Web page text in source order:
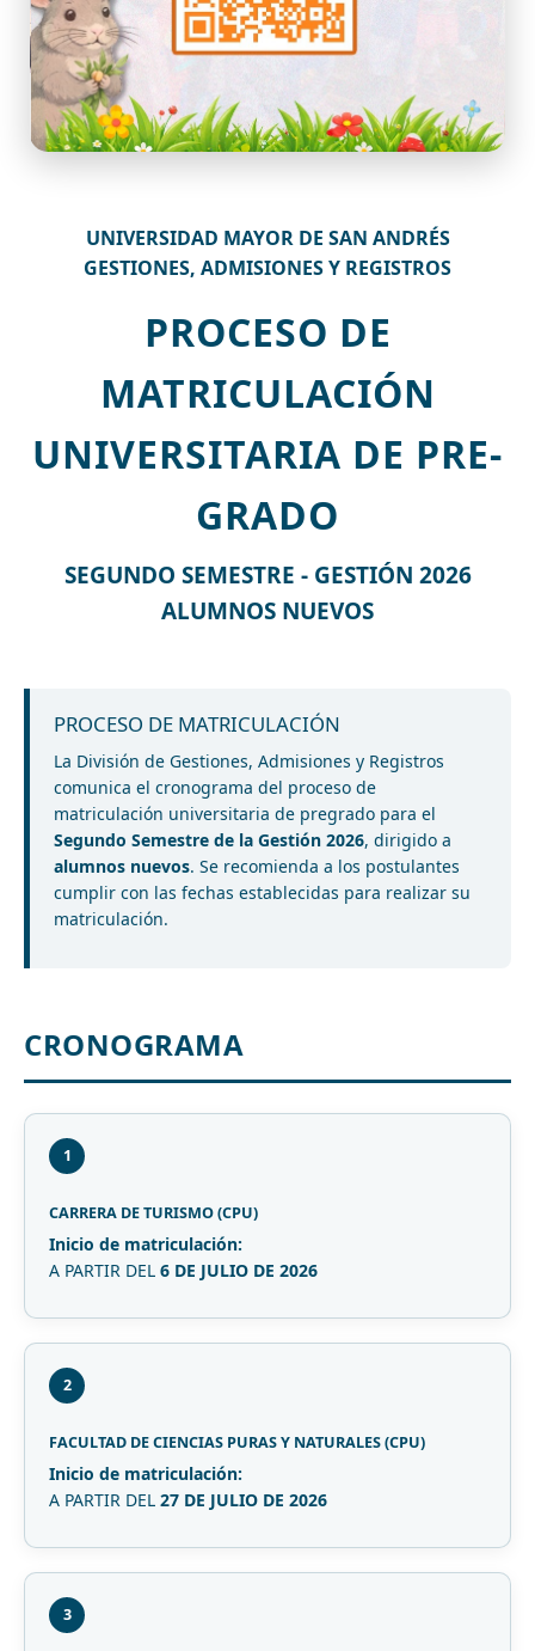
UNIVERSIDAD MAYOR DE SAN ANDRÉS
GESTIONES, ADMISIONES Y REGISTROS
PROCESO DE
MATRICULACIÓN
UNIVERSITARIA DE PRE-
GRADO
SEGUNDO SEMESTRE - GESTIÓN 2026
ALUMNOS NUEVOS
PROCESO DE MATRICULACIÓN
La División de Gestiones, Admisiones y Registros
comunica el cronograma del proceso de
matriculación universitaria de pregrado para el
Segundo Semestre de la Gestión 2026, dirigido a
alumnos nuevos. Se recomienda a los postulantes
cumplir con las fechas establecidas para realizar su
matriculación.
CRONOGRAMA
1
CARRERA DE TURISMO (CPU)
Inicio de matriculación:
A PARTIR DEL 6 DE JULIO DE 2026
2
FACULTAD DE CIENCIAS PURAS Y NATURALES (CPU)
Inicio de matriculación:
A PARTIR DEL 27 DE JULIO DE 2026
3